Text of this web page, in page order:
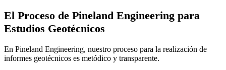
El Proceso de Pineland Engineering para
Estudios Geotécnicos
En Pineland Engineering, nuestro proceso para la realización de
informes geotécnicos es metódico y transparente.